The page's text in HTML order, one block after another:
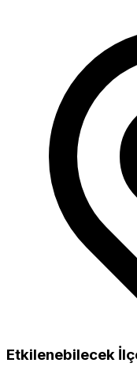
Etkilenebilecek